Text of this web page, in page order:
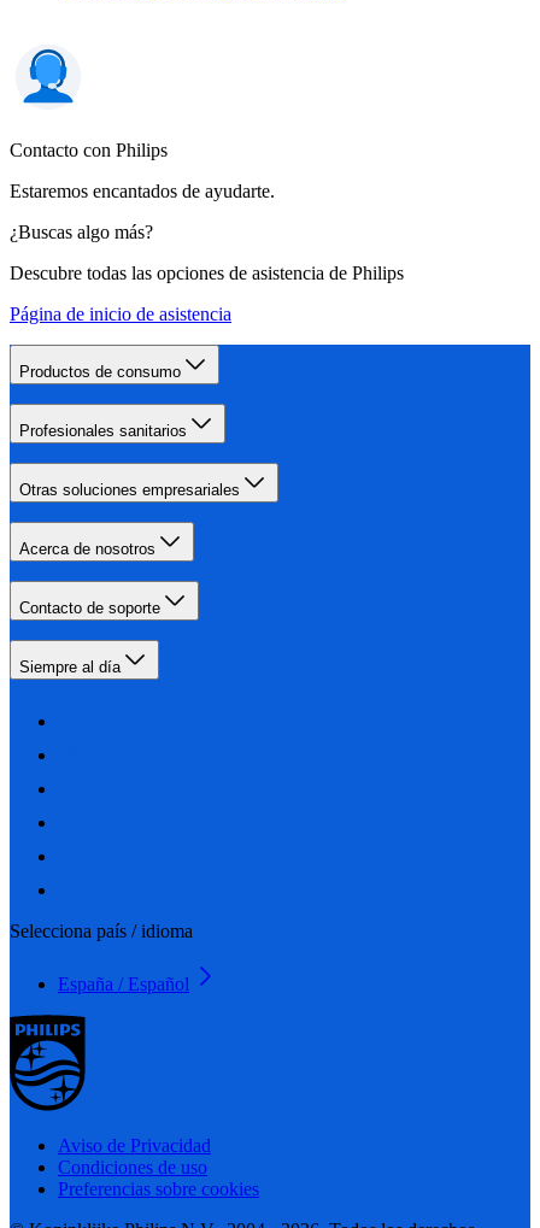
Contacto con Philips
Estaremos encantados de ayudarte.
¿Buscas algo más?
Descubre todas las opciones de asistencia de Philips
Página de inicio de asistencia
Productos de consumo
Profesionales sanitarios
Otras soluciones empresariales
Acerca de nosotros
Contacto de soporte
Siempre al día
Selecciona país / idioma
España / Español
Aviso de Privacidad
Condiciones de uso
Preferencias sobre cookies